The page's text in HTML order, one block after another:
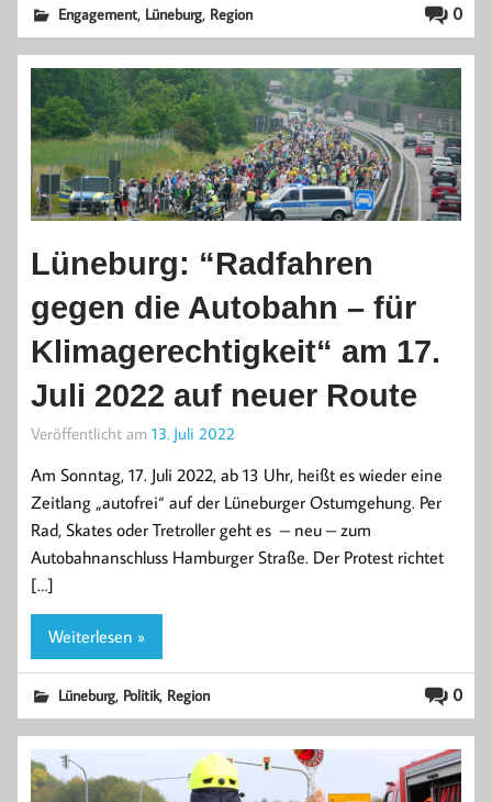
0
Engagement, Lüneburg, Region
Lüneburg: “Radfahren
gegen die Autobahn – für
Klimagerechtigkeit“ am 17.
Juli 2022 auf neuer Route
Veröffentlicht am 13. Juli 2022
Am Sonntag, 17. Juli 2022, ab 13 Uhr, heißt es wieder eine
Zeitlang „autofrei“ auf der Lüneburger Ostumgehung. Per
Rad, Skates oder Tretroller geht es – neu – zum
Autobahnanschluss Hamburger Straße. Der Protest richtet
[…]
Weiterlesen »
0
Lüneburg, Politik, Region